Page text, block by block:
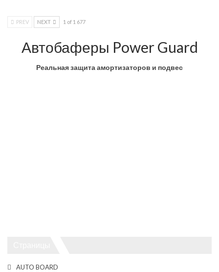
PREV NEXT 1 of 1 677
Автобаферы Power Guard
Реальная защита амортизаторов и подвес
AUTO BOARD